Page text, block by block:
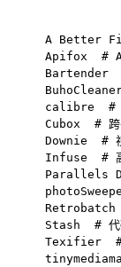
A Better
Apifox #
Bartender
calibre #
Cubox # 跨
Downie #
Infuse #
Parallels
Stash # 代
Texifier